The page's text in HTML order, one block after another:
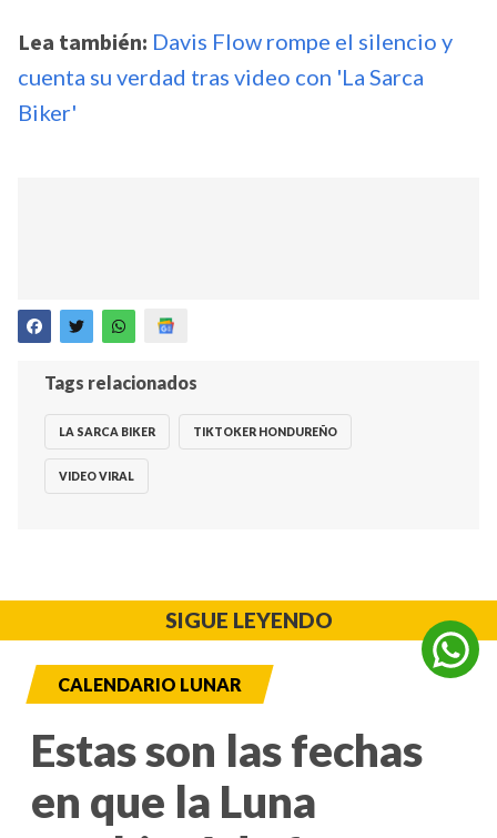
Lea también: Davis Flow rompe el silencio y
cuenta su verdad tras video con 'La Sarca
Biker'
Tags relacionados
LA SARCA BIKER TIKTOKER HONDUREÑO
VIDEO VIRAL
SIGUE LEYENDO
CALENDARIO LUNAR
Estas son las fechas
en que la Luna